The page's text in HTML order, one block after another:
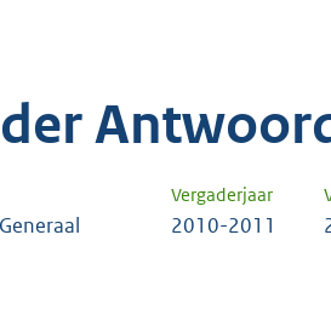
Vergaderjaar
2010-2011